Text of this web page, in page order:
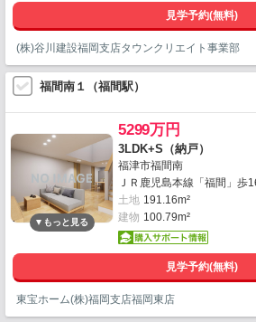
見学予約(無料)
(株)谷川建設福岡支店タウンクリエイト事業部
福間南１（福間駅）
5299万円
3LDK+S（納戸）
福津市福間南
ＪＲ鹿児島本線「福間」歩
土地 191.16m²
建物 100.79m²
見学予約(無料)
東宝ホーム(株)福岡支店福岡東店